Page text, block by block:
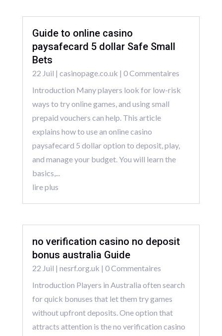
Guide to online casino
paysafecard 5 dollar Safe Small
Bets
22 Juil | casinopage.co.uk | 0 Commentaires
Introduction Many players look for low-risk
ways to try online games, and using small
prepaid vouchers can help. This article
explains how to use an online casino
paysafecard 5 dollar option to deposit, play,
and manage your budget. You will learn the
basics,...
lire plus
no verification casino no deposit
bonus australia Guide
22 Juil | nesrf.org.uk | 0 Commentaires
Introduction Players in Australia often search
for quick bonuses that let them try games
without upfront deposits. One option that
attracts attention is the no verification casino